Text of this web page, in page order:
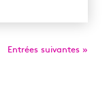
Entrées suivantes »